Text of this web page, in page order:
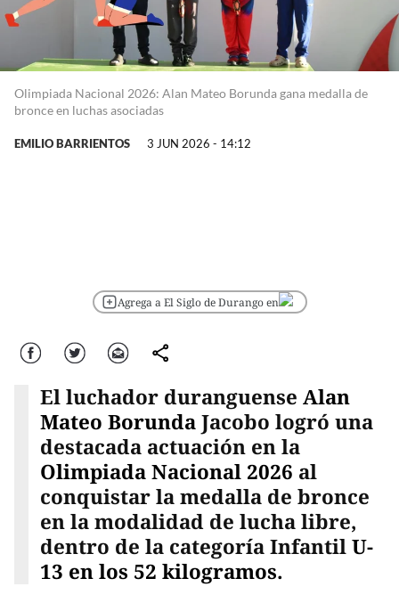
Olimpiada Nacional 2026: Alan Mateo Borunda gana medalla de
bronce en luchas asociadas
EMILIO BARRIENTOS 3 JUN 2026 - 14:12
Agrega a El Siglo de Durango en
Facebook Twitter Correo comparte
El luchador duranguense Alan
Mateo BorundaJacobo logró una
destacada actuación en la
Olimpiada Nacional 2026 al
conquistar la medalla de bronce
en la modalidad de lucha libre,
dentro de la categoría InfantilU-
13 en los 52 kilogramos.